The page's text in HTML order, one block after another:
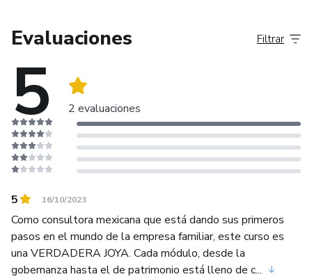
Evaluaciones
5 2 evaluaciones
Filtrar
5 16/10/2023
Como consultora mexicana que está dando sus primeros
pasos en el mundo de la empresa familiar, este curso es
una VERDADERA JOYA. Cada módulo, desde la
gobernanza hasta el de patrimonio está lleno de c...